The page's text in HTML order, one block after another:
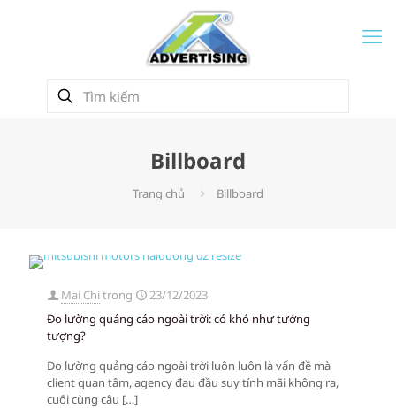
Billboard
Trang chủ Billboard
Mai Chi trong
23/12/2023
Đo lường quảng cáo ngoài trời: có khó như tưởng
tượng?
Đo lường quảng cáo ngoài trời luôn luôn là vấn đề mà
client quan tâm, agency đau đầu suy tính mãi không ra,
cuối cùng câu […]